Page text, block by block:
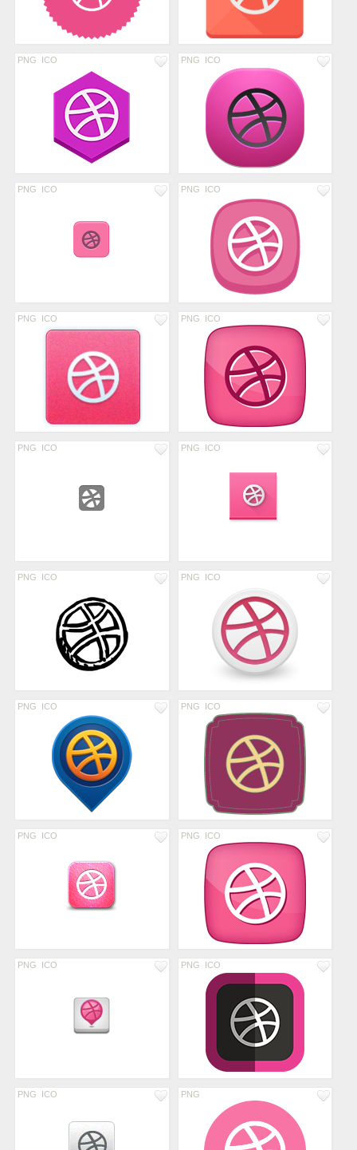
PNG ICO PNG ICO
PNG ICO PNG ICO
PNG ICO PNG ICO
PNG ICO PNG ICO
PNG ICO PNG ICO
PNG ICO PNG ICO
PNG ICO PNG ICO
PNG ICO PNG ICO
PNG ICO PNG